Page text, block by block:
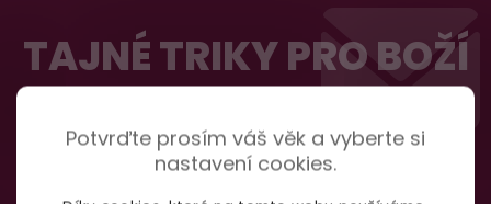
Potvrďte prosím váš věk a vyberte si
nastavení cookies.
Nikdo nepozná, co jste si objednali. Mrkněte,
vypadá balíček.
Dodání do 2. dne
Na rychlosti záleží! Vše důležité máme
TAJNÉ TRIKY PRO BOŽÍ